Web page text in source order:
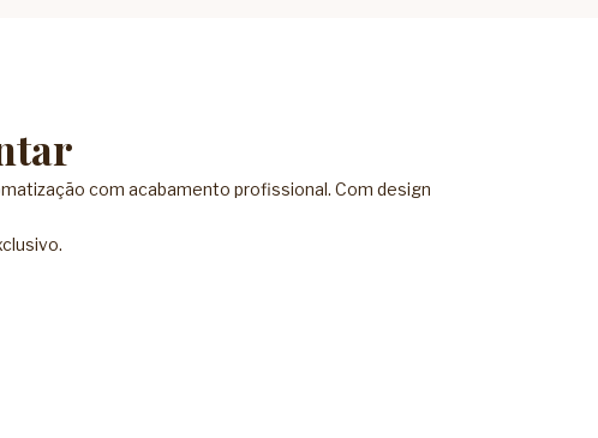
com acabamento profissional. Com design